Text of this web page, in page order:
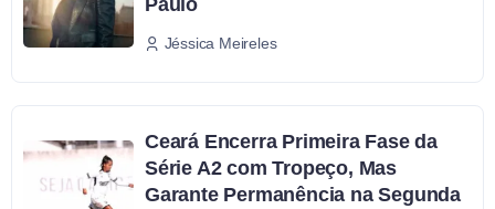
Paulo
Jéssica Meireles
Ceará Encerra Primeira Fase da
Série A2 com Tropeço, Mas
Garante Permanência na Segunda